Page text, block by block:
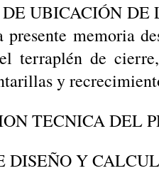
UBICACIÓN DE
presente memoria
terraplén de
y
TECNICA DEL
DISEÑO Y